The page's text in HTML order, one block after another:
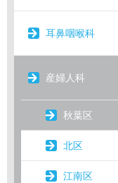
耳鼻咽喉科
産婦人科
秋葉区
北区
江南区